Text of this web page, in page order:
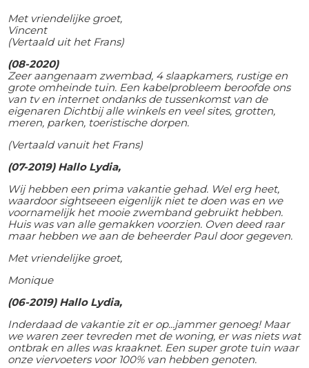
Met vriendelijke groet,
Vincent
(Vertaald uit het Frans)
(08-2020)
Zeer aangenaam zwembad, 4 slaapkamers, rustige en
grote omheinde tuin. Een kabelprobleem beroofde ons
van tv en internet ondanks de tussenkomst van de
eigenaren Dichtbij alle winkels en veel sites, grotten,
meren, parken, toeristische dorpen.
(Vertaald vanuit het Frans)
(07-2019) Hallo Lydia,
Wij hebben een prima vakantie gehad. Wel erg heet,
waardoor sightseeen eigenlijk niet te doen was en we
voornamelijk het mooie zwemband gebruikt hebben.
Huis was van alle gemakken voorzien. Oven deed raar
maar hebben we aan de beheerder Paul door gegeven.
Met vriendelijke groet,
Monique
(06-2019) Hallo Lydia,
Inderdaad de vakantie zit er op...jammer genoeg! Maar
we waren zeer tevreden met de woning, er was niets wat
ontbrak en alles was kraaknet. Een super grote tuin waar
onze viervoeters voor 100% van hebben genoten.